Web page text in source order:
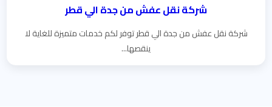
شركة نقل عفش من جدة الي قطر
شركة نقل عفش من جدة الي قطر توفر لكم خدمات متميزة للغاية لا
ينقصها...